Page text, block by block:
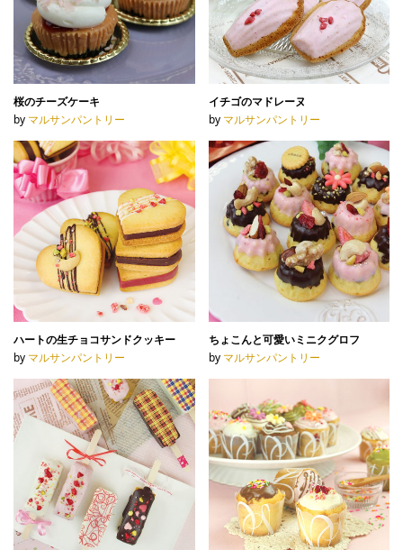
桜のチーズケーキ
by マルサンパントリー
イチゴのマドレーヌ
by マルサンパントリー
ハートの生チョコサンドクッキー
by マルサンパントリー
ちょこんと可愛いミニクグロフ
by マルサンパントリー